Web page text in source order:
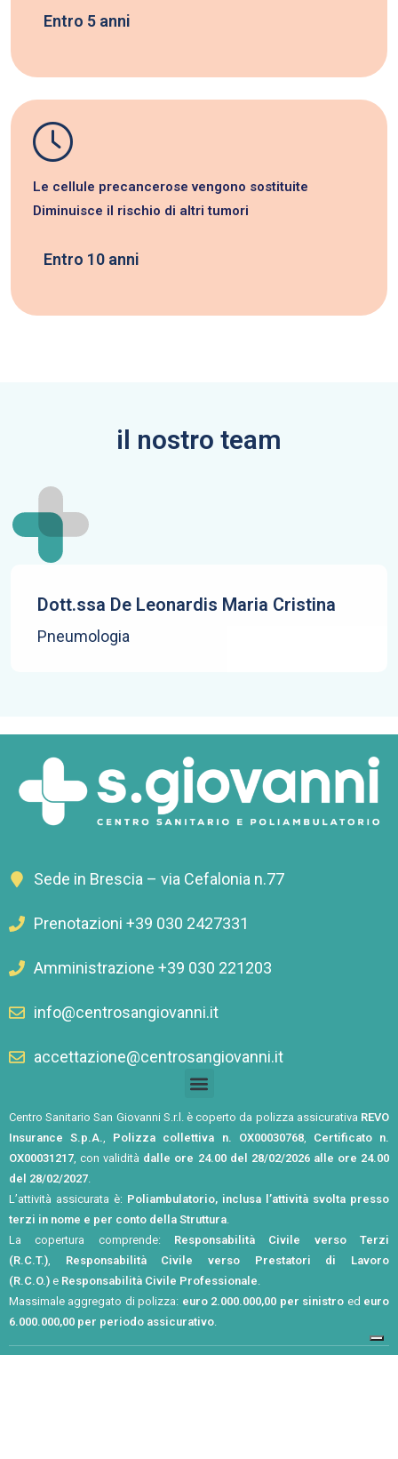
Entro 5 anni
Le cellule precancerose vengono sostituite
Diminuisce il rischio di altri tumori
Entro 10 anni
il nostro team
Dott.ssa De Leonardis Maria Cristina
Pneumologia
Sede in Brescia – via Cefalonia n.77
Prenotazioni +39 030 2427331
Amministrazione +39 030 221203
info@centrosangiovanni.it
accettazione@centrosangiovanni.it
Centro Sanitario San Giovanni S.r.l. è coperto da polizza assicurativa REVO
Insurance S.p.A., Polizza collettiva n. OX00030768, Certificato n.
OX00031217, con validità dalle ore 24.00 del 28/02/2026 alle ore 24.00
del 28/02/2027.
L’attività assicurata è: Poliambulatorio, inclusa l’attività svolta presso
terzi in nome e per conto della Struttura.
La copertura comprende: Responsabilità Civile verso Terzi
(R.C.T.), Responsabilità Civile verso Prestatori di Lavoro
(R.C.O.) e Responsabilità Civile Professionale.
Massimale aggregato di polizza: euro 2.000.000,00 per sinistro ed euro
6.000.000,00 per periodo assicurativo.